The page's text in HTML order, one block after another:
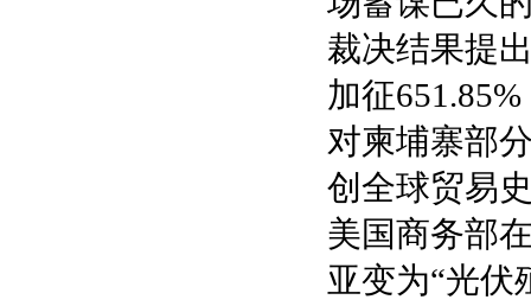
裁决结果提
加征
对柬埔寨部
创全球贸易
美国商务部
亚变为“光伏